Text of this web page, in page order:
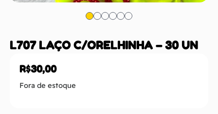
L707 LAÇO C/ORELHINHA – 30 UN
R$30,00
Fora de estoque